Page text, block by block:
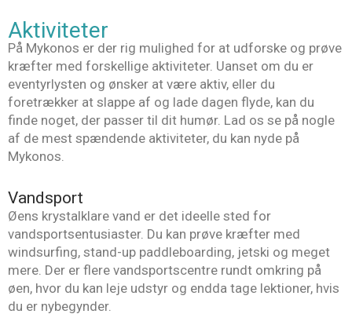
Aktiviteter
På Mykonos er der rig mulighed for at udforske og prøve
kræfter med forskellige aktiviteter. Uanset om du er
eventyrlysten og ønsker at være aktiv, eller du
foretrækker at slappe af og lade dagen flyde, kan du
finde noget, der passer til dit humør. Lad os se på nogle
af de mest spændende aktiviteter, du kan nyde på
Mykonos.
Vandsport
Øens krystalklare vand er det ideelle sted for
vandsportsentusiaster. Du kan prøve kræfter med
windsurfing, stand-up paddleboarding, jetski og meget
mere. Der er flere vandsportscentre rundt omkring på
øen, hvor du kan leje udstyr og endda tage lektioner, hvis
du er nybegynder.